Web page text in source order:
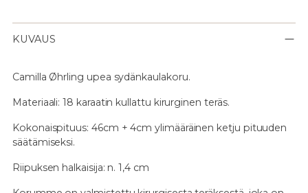
KUVAUS
Camilla Øhrling upea sydänkaulakoru.
Materiaali: 18 karaatin kullattu kirurginen teräs.
Kokonaispituus: 46cm + 4cm ylimääräinen ketju pituuden
säätämiseksi.
Riipuksen halkaisija: n. 1,4 cm